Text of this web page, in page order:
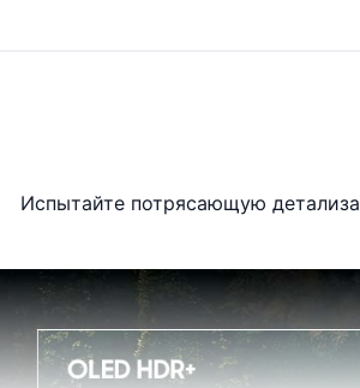
Испытайте потрясающую